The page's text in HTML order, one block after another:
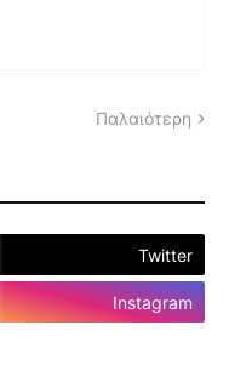
Παλαιότερη
Twitter
Instagram